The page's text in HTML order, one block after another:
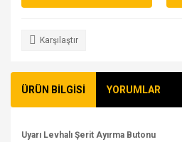
Karşılaştır
ÜRÜN BİLGİSİ YORUMLAR
Uyarı Levhalı Şerit Ayırma Butonu